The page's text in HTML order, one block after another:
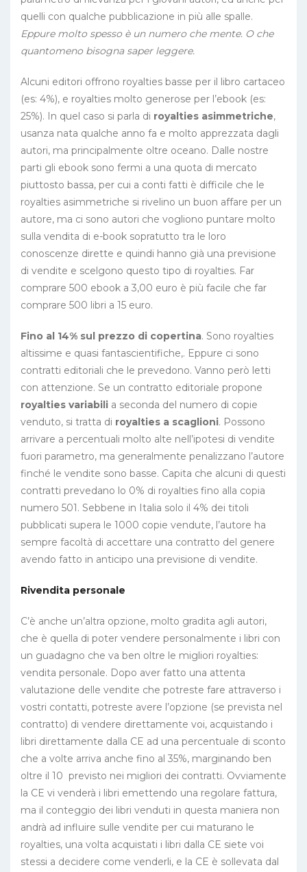
quelli con qualche pubblicazione in più alle spalle.
Eppure molto spesso è un numero che mente. O che
quantomeno bisogna saper leggere.
Alcuni editori offrono royalties basse per il libro cartaceo
(es: 4%), e royalties molto generose per l’ebook (es:
25%). In quel caso si parla di royalties asimmetriche,
usanza nata qualche anno fa e molto apprezzata dagli
autori, ma principalmente oltre oceano. Dalle nostre
parti gli ebook sono fermi a una quota di mercato
piuttosto bassa, per cui a conti fatti è difficile che le
royalties asimmetriche si rivelino un buon affare per un
autore, ma ci sono autori che vogliono puntare molto
sulla vendita di e-book sopratutto tra le loro
conoscenze dirette e quindi hanno già una previsione
di vendite e scelgono questo tipo di royalties. Far
comprare 500 ebook a 3,00 euro è più facile che far
comprare 500 libri a 15 euro.
Fino al 14% sul prezzo di copertina. Sono royalties
altissime e quasi fantascientifiche,. Eppure ci sono
contratti editoriali che le prevedono. Vanno però letti
con attenzione. Se un contratto editoriale propone
royalties variabili a seconda del numero di copie
venduto, si tratta di royalties a scaglioni. Possono
arrivare a percentuali molto alte nell’ipotesi di vendite
fuori parametro, ma generalmente penalizzano l’autore
finché le vendite sono basse. Capita che alcuni di questi
contratti prevedano lo 0% di royalties fino alla copia
numero 501. Sebbene in Italia solo il 4% dei titoli
pubblicati supera le 1000 copie vendute, l’autore ha
sempre facoltà di accettare una contratto del genere
avendo fatto in anticipo una previsione di vendite.
Rivendita personale
C’è anche un’altra opzione, molto gradita agli autori,
che è quella di poter vendere personalmente i libri con
un guadagno che va ben oltre le migliori royalties:
vendita personale. Dopo aver fatto una attenta
valutazione delle vendite che potreste fare attraverso i
vostri contatti, potreste avere l’opzione (se prevista nel
contratto) di vendere direttamente voi, acquistando i
libri direttamente dalla CE ad una percentuale di sconto
che a volte arriva anche fino al 35%, marginando ben
oltre il 10 previsto nei migliori dei contratti. Ovviamente
la CE vi venderà i libri emettendo una regolare fattura,
ma il conteggio dei libri venduti in questa maniera non
andrà ad influire sulle vendite per cui maturano le
royalties, una volta acquistati i libri dalla CE siete voi
stessi a decidere come venderli, e la CE è sollevata dal